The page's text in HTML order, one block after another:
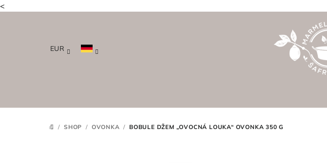
<
EUR
STARTSEITE
/ SHOP / OVONKA / BOBULE DŽEM „OVOCNÁ LOUKA“ OVONKA 350 G